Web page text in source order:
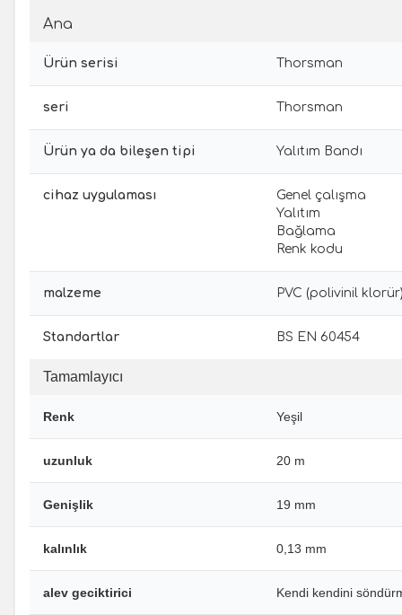
Ana
Ürün serisi Thorsman
seri Thorsman
Ürün ya da bileşen tipi Yalıtım Bandı
cihaz uygulaması
Genel çalışma
Yalıtım
Bağlama
Renk kodu
malzeme PVC (polivinil
Standartlar BS EN 60454
Tamamlayıcı
Renk Yeşil
uzunluk 20 m
Genişlik 19 mm
kalınlık 0,13 mm
alev geciktirici Kendi kendini